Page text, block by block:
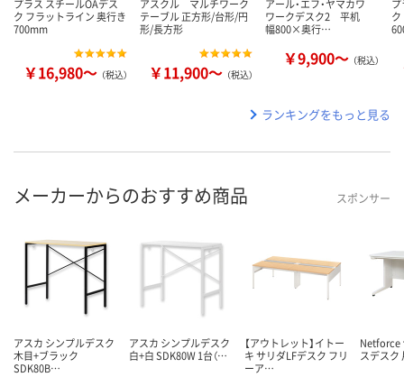
プラス スチールOAデス
ク フラットライン 奥行き
700mm
￥16,980～ （税込）
アスクル マルチワーク
テーブル 正方形/台形/円
形/長方形
￥11,900～ （税込）
アール・エフ・ヤマカワ
ワークデスク2 平机
幅800×奥行…
￥9,900～ （税込）
ランキングをもっと見る
メーカーからのおすすめ商品 スポンサー
アスカ シンプルデスク
木目+ブラック
SDK80B…
アスカ シンプルデスク
白+白 SDK80W 1台（…
【アウトレット】イトー
キ サリダLFデスク フリ
ーア…
Netforce
スデス